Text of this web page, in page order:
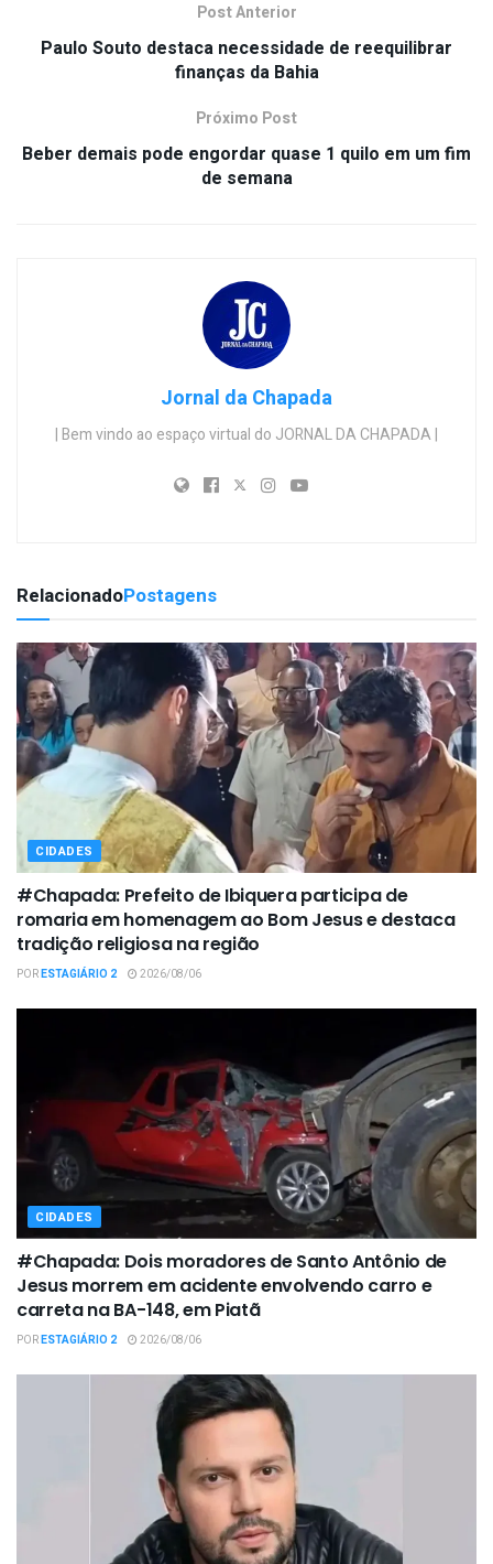
Post Anterior
Paulo Souto destaca necessidade de reequilibrar
finanças da Bahia
Próximo Post
Beber demais pode engordar quase 1 quilo em um fim
de semana
Jornal da Chapada
| Bem vindo ao espaço virtual do JORNAL DA CHAPADA |
RelacionadoPostagens
CIDADES
#Chapada: Prefeito de Ibiquera participa de
romaria em homenagem ao Bom Jesus e destaca
tradição religiosa na região
PORESTAGIÁRIO 2 2026/08/06
CIDADES
#Chapada: Dois moradores de Santo Antônio de
Jesus morrem em acidente envolvendo carro e
carreta na BA-148, em Piatã
PORESTAGIÁRIO 2 2026/08/06